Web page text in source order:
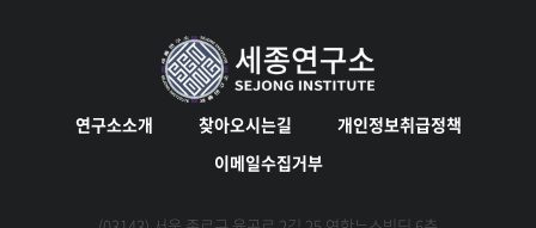
연구소소개 찾아오시는길
개인정보취급정책
이메일수집거부